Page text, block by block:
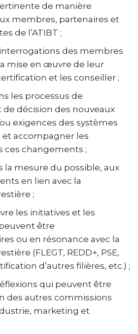
de manière
membres, partenaires et
de l’ATIBT ;
des membres
mise en œuvre de leur
et les conseiller ;
les processus de
décision des nouveaux
exigences des systèmes
accompagner les
ces changements ;
la mesure du possible, aux
en lien avec la
;
les initiatives et les
être
ou en résonance avec la
(FLEGT, REDD+, PSE,
d’autres filières, etc.) ;
qui peuvent être
des autres commissions
marketing et